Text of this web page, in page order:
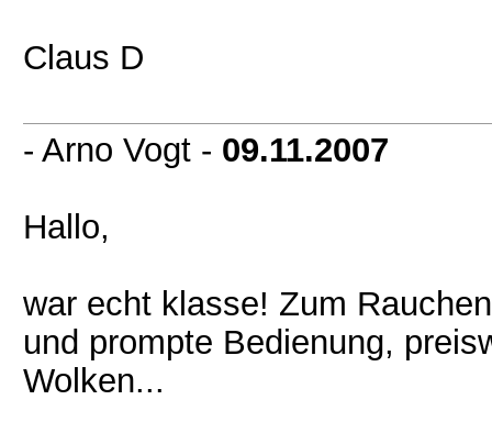
Claus D
- Arno Vogt - 09.11.2007
Hallo,
war echt klasse! Zum
und prompte Bedienung,
Wolken...